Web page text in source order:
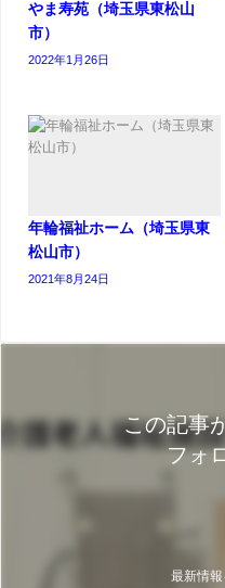
やま寿苑（埼玉県東松山
市）
2022年1月26日
年輪福祉ホーム（埼玉県東
松山市）
2021年8月24日
この記事
フォ
最新情